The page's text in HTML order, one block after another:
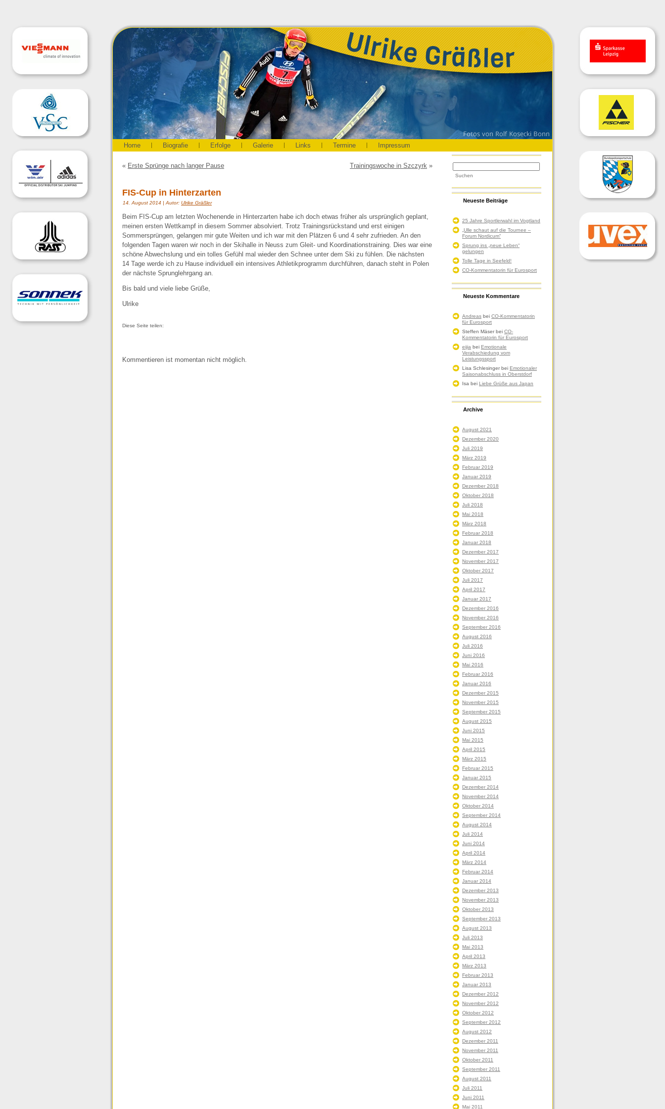
Home Biografie Erfolge Galerie Links Termine Impressum
« Erste Sprünge nach langer Pause Trainingswoche in Szczyrk »
FIS-Cup in Hinterzarten
14. August 2014 | Autor: Ulrike Gräßler
Beim FIS-Cup am letzten Wochenende in Hinterzarten habe ich doch etwas früher als ursprünglich geplant,
meinen ersten Wettkampf in diesem Sommer absolviert. Trotz Trainingsrückstand und erst einigen
Sommersprüngen, gelangen mir gute Weiten und ich war mit den Plätzen 6 und 4 sehr zufrieden. An den
folgenden Tagen waren wir noch in der Skihalle in Neuss zum Gleit- und Koordinationstraining. Dies war eine
schöne Abwechslung und ein tolles Gefühl mal wieder den Schnee unter dem Ski zu fühlen. Die nächsten
14 Tage werde ich zu Hause individuell ein intensives Athletikprogramm durchführen, danach steht in Polen
der nächste Sprunglehrgang an.
Bis bald und viele liebe Grüße,
Ulrike
Diese Seite teilen:
Kommentieren ist momentan nicht möglich.
Neueste Beiträge
25 Jahre Sportlerwahl im Vogtland
„Ulle schaut auf die Tournee –
Forum Nordicum“
Sprung ins „neue Leben“
gelungen
Tolle Tage in Seefeld!
CO-Kommentatorin für Eurosport
Neueste Kommentare
Andreas bei CO-Kommentatorin
für Eurosport
Steffen Mäserbei CO-
Kommentatorin für Eurosport
eijia bei Emotionale
Verabschiedung vom
Leistungssport
Lisa Schlesingerbei Emotionaler
Saisonabschluss in Oberstdorf
Isa bei Liebe Grüße aus Japan
Archive
August 2021
Dezember 2020
Juli 2019
März 2019
Februar 2019
Januar 2019
Dezember 2018
Oktober 2018
Juli 2018
Mai 2018
März 2018
Februar 2018
Januar 2018
Dezember 2017
November 2017
Oktober 2017
Juli 2017
April 2017
Januar 2017
Dezember 2016
November 2016
September 2016
August 2016
Juli 2016
Juni 2016
Mai 2016
Februar 2016
Januar 2016
Dezember 2015
November 2015
September 2015
August 2015
Juni 2015
Mai 2015
April 2015
März 2015
Februar 2015
Januar 2015
Dezember 2014
November 2014
Oktober 2014
September 2014
August 2014
Juli 2014
Juni 2014
April 2014
März 2014
Februar 2014
Januar 2014
Dezember 2013
November 2013
Oktober 2013
September 2013
August 2013
Juli 2013
Mai 2013
April 2013
März 2013
Februar 2013
Januar 2013
Dezember 2012
November 2012
Oktober 2012
September 2012
August 2012
Dezember 2011
November 2011
Oktober 2011
September 2011
August 2011
Juli 2011
Juni 2011
Mai 2011